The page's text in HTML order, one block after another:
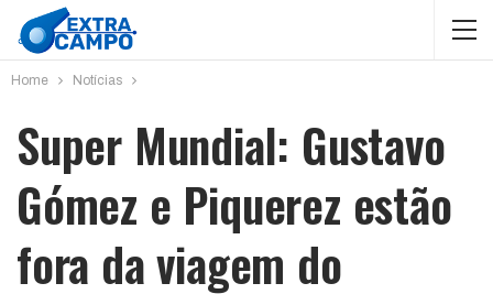
Home Notícias
Super Mundial: Gustavo
Gómez e Piquerez estão
fora da viagem do